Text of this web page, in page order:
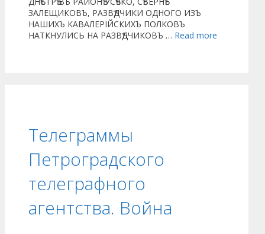
ЗАЛЕЩИКОВЪ, РАЗВѢДЧИКИ ОДНОГО ИЗЪ
НАШИХЪ КАВАЛЕРІЙСКИХЪ ПОЛКОВЪ
НАТКНУЛИСЬ НА РАЗВѢДЧИКОВЪ … Read more
Телеграммы
Петроградского
телеграфного
агентства. Война